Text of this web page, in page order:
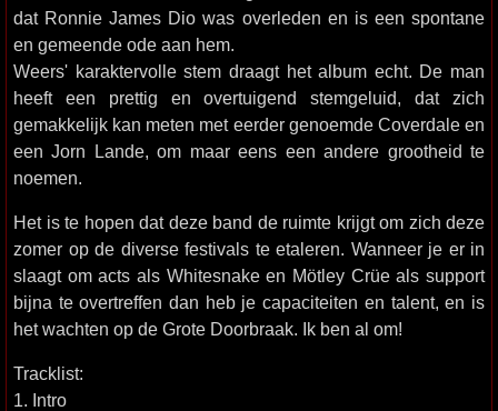
dat Ronnie James Dio was overleden en is een spontane
en gemeende ode aan hem.
Weers' karaktervolle stem draagt het album echt. De man
heeft een prettig en overtuigend stemgeluid, dat zich
gemakkelijk kan meten met eerder genoemde Coverdale en
een Jorn Lande, om maar eens een andere grootheid te
noemen.
Het is te hopen dat deze band de ruimte krijgt om zich deze
zomer op de diverse festivals te etaleren. Wanneer je er in
slaagt om acts als Whitesnake en Mötley Crüe als support
bijna te overtreffen dan heb je capaciteiten en talent, en is
het wachten op de Grote Doorbraak. Ik ben al om!
Tracklist:
1. Intro